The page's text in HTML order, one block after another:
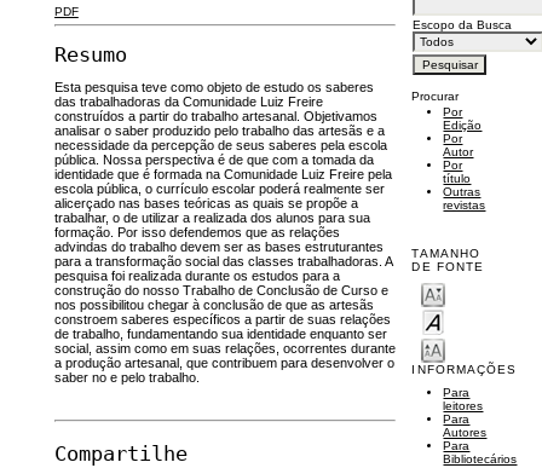
Escopo da Busca
Procurar
Por
Edição
Por
Autor
Por
título
Outras
revistas
TAMANHO
DE FONTE
INFORMAÇÕES
Para
leitores
Para
Autores
Para
Bibliotecários
PDF
Resumo
Esta pesquisa teve como objeto de estudo os saberes
das trabalhadoras da Comunidade Luiz Freire
construídos a partir do trabalho artesanal. Objetivamos
analisar o saber produzido pelo trabalho das artesãs e a
necessidade da percepção de seus saberes pela escola
pública. Nossa perspectiva é de que com a tomada da
identidade que é formada na Comunidade Luiz Freire pela
escola pública, o currículo escolar poderá realmente ser
alicerçado nas bases teóricas as quais se propõe a
trabalhar, o de utilizar a realizada dos alunos para sua
formação. Por isso defendemos que as relações
advindas do trabalho devem ser as bases estruturantes
para a transformação social das classes trabalhadoras. A
pesquisa foi realizada durante os estudos para a
construção do nosso Trabalho de Conclusão de Curso e
nos possibilitou chegar à conclusão de que as artesãs
constroem saberes específicos a partir de suas relações
de trabalho, fundamentando sua identidade enquanto ser
social, assim como em suas relações, ocorrentes durante
a produção artesanal, que contribuem para desenvolver o
saber no e pelo trabalho.
Compartilhe